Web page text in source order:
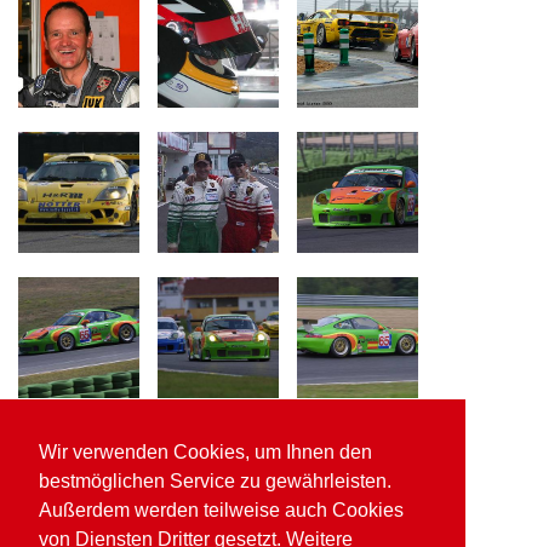
Wir verwenden Cookies, um Ihnen den
bestmöglichen Service zu gewährleisten.
Außerdem werden teilweise auch Cookies
von Diensten Dritter gesetzt. Weitere